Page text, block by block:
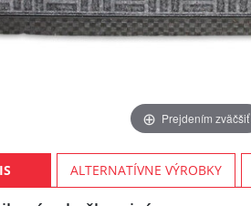
Prejdením zväčšiť
ALTERNATÍVNE VÝROBKY